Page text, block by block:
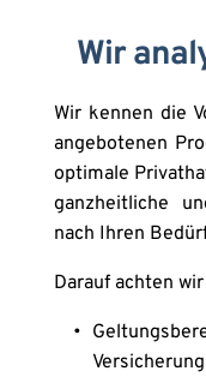
Wir
Wir kennen die
angebotenen
optimale
ganzheitliche
nach Ihren
Darauf achten